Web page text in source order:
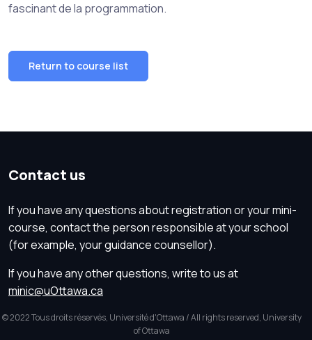
fascinant de la programmation.
Return to course list
Contact us
If you have any questions about registration or your mini-
course, contact the person responsible at your school
(for example, your guidance counsellor).
If you have any other questions, write to us at
minic@uOttawa.ca
© 2022 Tous droits réservés, Université d'Ottawa / All rights reserved, University
of Ottawa